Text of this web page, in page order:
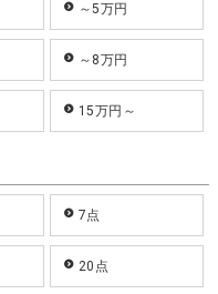
～5万円
～8万円
15万円～
7点
20点